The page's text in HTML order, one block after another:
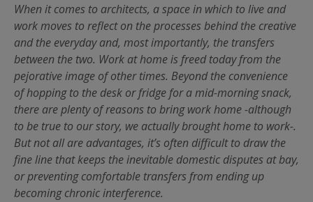
When it comes to architects, a space in which to live and
work moves to reflect on the processes behind the creative
and the everyday and, most importantly, the transfers
between the two. Work at home is freed today from the
pejorative image of other times. Beyond the convenience
of hopping to the desk or fridge for a mid-morning snack,
there are plenty of reasons to bring work home -although
to be true to our story, we actually brought home to work-.
But not all are advantages, it’s often difficult to draw the
fine line that keeps the inevitable domestic disputes at bay,
or preventing comfortable transfers from ending up
becoming chronic interference.